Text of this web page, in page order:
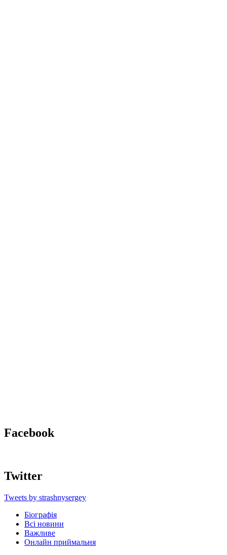
Facebook
Twitter
Tweets by strashnysergey
Біографія
Всі новини
Важливе
Онлайн приймальня